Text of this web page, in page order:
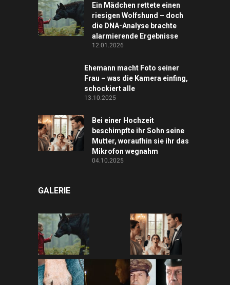
Ein Mädchen rettete einen
riesigen Wolfshund – doch
die DNA-Analyse brachte
alarmierende Ergebnisse
12.01.2026
Ehemann macht Foto seiner
Frau – was die Kamera einfing,
schockiert alle
13.10.2025
Bei einer Hochzeit
beschimpfte ihr Sohn seine
Mutter, woraufhin sie ihr das
Mikrofon wegnahm
04.10.2025
GALERIE